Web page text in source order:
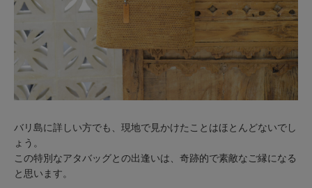
バリ島に詳しい方でも、現地で見かけたことはほとんどないでし
ょう。
この特別なアタバッグとの出逢いは、奇跡的で素敵なご縁になる
と思います。